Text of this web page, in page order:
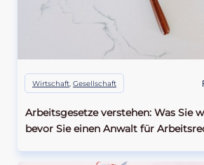
Wirtschaft, Gesellschaft
Arbeitsgesetze verstehen: Was Sie
bevor Sie einen Anwalt für